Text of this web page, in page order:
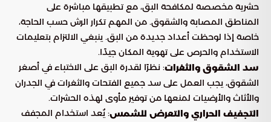
حشرية مخصصة لمكافحة البق، مع تطبيقها مباشرة على
المناطق المصابة والشقوق. من المهم تكرار الرش حسب الحاجة،
خاصة إذا لوحظت أعداد جديدة من البق. ينبغي الالتزام بتعليمات
الاستخدام والحرص على تهوية المكان جيدًا.
سد الشقوق والثغرات: نظرًا لقدرة البق على الاختباء في أصغر
الشقوق، يجب العمل على سد جميع الفتحات والثغرات في الجدران
والأثاث والأرضيات لمنعها من توفير مأوى لهذه الحشرات.
التجفيف الحراري والتعرض للشمس: يُعد استخدام المجفف